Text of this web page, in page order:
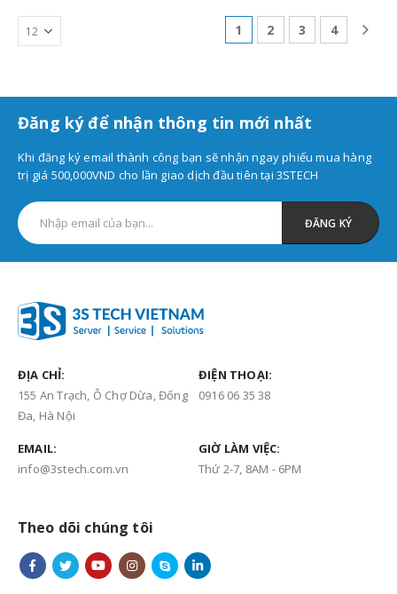
1 2 3 4
Đăng ký để nhận thông tin mới nhất
Khi đăng ký email thành công bạn sẽ nhận ngay phiếu mua hàng
trị giá 500,000VND cho lần giao dịch đầu tiên tại 3STECH
ĐỊA CHỈ:
155 An Trạch, Ô Chợ Dừa, Đống
Đa, Hà Nội
ĐIỆN THOẠI:
0916 06 35 38
EMAIL:
info@3stech.com.vn
GIỜ LÀM VIỆC:
Thứ 2-7, 8AM - 6PM
Theo dõi chúng tôi